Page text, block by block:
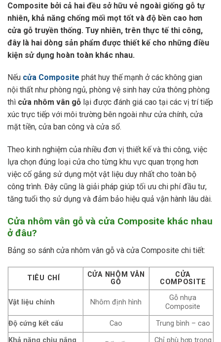
Composite bởi cả hai đều sở hữu vẻ ngoài giống gỗ tự
nhiên, khả năng chống mối mọt tốt và độ bền cao hơn
cửa gỗ truyền thống. Tuy nhiên, trên thực tế thi công,
đây là hai dòng sản phẩm được thiết kế cho những điều
kiện sử dụng hoàn toàn khác nhau.
Nếu cửa Composite phát huy thế mạnh ở các không gian
nội thất như phòng ngủ, phòng vệ sinh hay cửa thông phòng
thì cửa nhôm vân gỗ lại được đánh giá cao tại các vị trí tiếp
xúc trực tiếp với môi trường bên ngoài như cửa chính, cửa
mặt tiền, cửa ban công và cửa sổ.
Theo kinh nghiệm của nhiều đơn vị thiết kế và thi công, việc
lựa chọn đúng loại cửa cho từng khu vực quan trọng hơn
việc cố gắng sử dụng một vật liệu duy nhất cho toàn bộ
công trình. Đây cũng là giải pháp giúp tối ưu chi phí đầu tư,
tăng tuổi thọ sử dụng và đảm bảo hiệu quả vận hành lâu dài.
Cửa nhôm vân gỗ và cửa Composite khác nhau
ở đâu?
Bảng so sánh cửa nhôm vân gỗ và cửa Composite chi tiết:
TIÊU CHÍ
CỬA NHÔM VÂN
GỖ
CỬA
COMPOSITE
Vật liệu chính Nhôm định hình
Gỗ nhựa
Composite
Độ cứng kết cấu
Cao
Trung bình – cao